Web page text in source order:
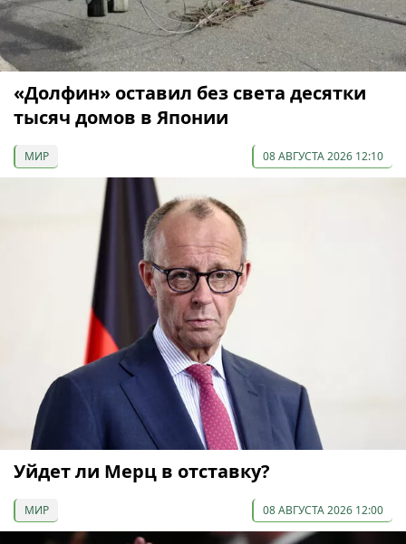
«Долфин» оставил без света десятки
тысяч домов в Японии
МИР 08 АВГУСТА 2026 12:10
Уйдет ли Мерц в отставку?
МИР 08 АВГУСТА 2026 12:00